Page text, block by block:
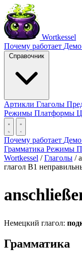
Wortkessel
Почему работает Демо
Справочник
Артикли Глаголы
Режимы Платформы
Почему работает Демо
Грамматика Режимы
Wortkessel / Глаголы /
глагол B1
Немецкий глагол:
Грамматика